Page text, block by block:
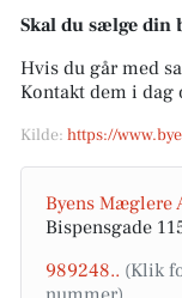
Skal du sælge din
Hvis du går med
Kontakt dem i dag
Kilde: https://
Byens Mæglere
Bispensgade
989248..